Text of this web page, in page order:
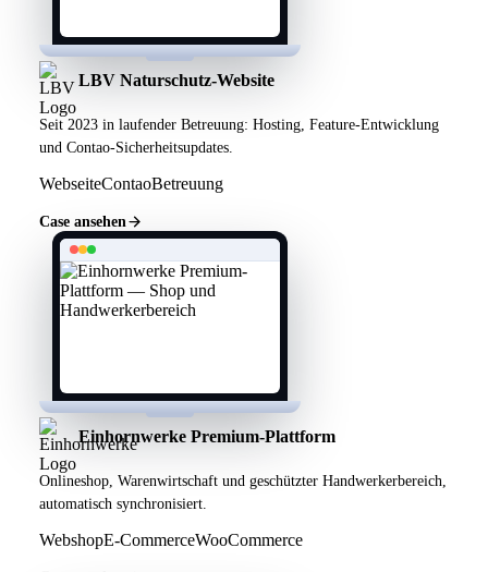
LBV Naturschutz-Website
Seit 2023 in laufender Betreuung: Hosting, Feature-Entwicklung
und Contao-Sicherheitsupdates.
WebseiteContaoBetreuung
Case ansehen
Einhornwerke Premium-Plattform
Onlineshop, Warenwirtschaft und geschützter Handwerkerbereich,
automatisch synchronisiert.
WebshopE-CommerceWooCommerce